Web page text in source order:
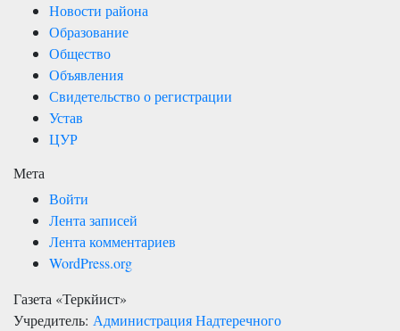
Новости района
Образование
Общество
Объявления
Свидетельство о регистрации
Устав
ЦУР
Мета
Войти
Лента записей
Лента комментариев
WordPress.org
Газета «Теркйист»
Учредитель: Администрация Надтеречного